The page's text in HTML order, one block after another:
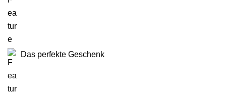
Das perfekte Geschenk